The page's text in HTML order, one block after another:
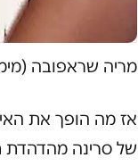
מריה שראפובה
אז מה הופך את
של סרינה מהדהדת